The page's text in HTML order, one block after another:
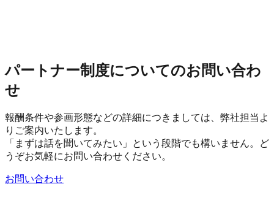
パートナー制度についてのお問い合わ
せ
報酬条件や参画形態などの詳細につきましては、弊社担当よ
りご案内いたします。
「まずは話を聞いてみたい」という段階でも構いません。ど
うぞお気軽にお問い合わせください。
お問い合わせ